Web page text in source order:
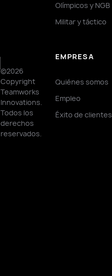
©2026
Copyright
Teamworks
Innovations.
Todos los
derechos
reservados.
Olímpicos y NGB
Militar y táctico
EMPRESA
Quiénes somos
Empleo
Éxito de clientes